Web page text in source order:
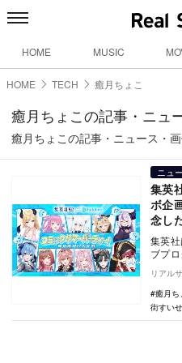
HOME MUSIC
HOME TECH 癒月ちょこ
癒月ちょこの記事・ニュ
癒月ちょこの記事・ニュース・
ニュ
集英
ボ企
念し
集英
ブプ
クサ
戦〜
リアル
癒月ち
街すい